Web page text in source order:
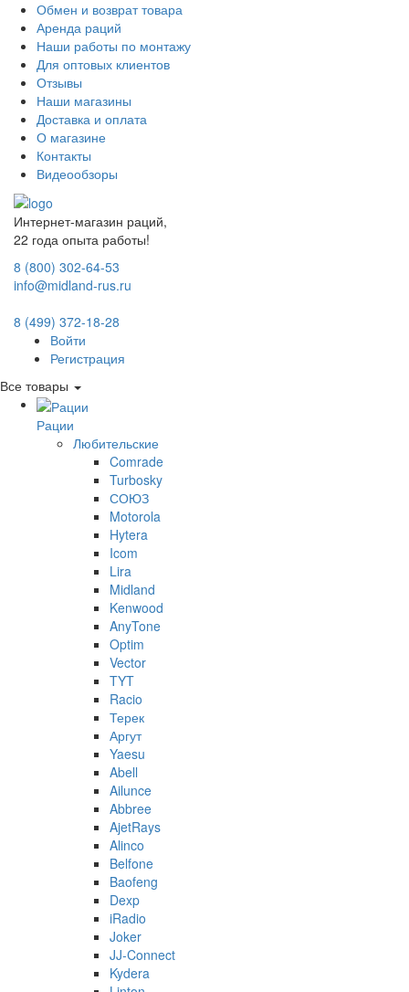
Обмен и возврат товара
Аренда раций
Наши работы по монтажу
Для оптовых клиентов
Отзывы
Наши магазины
Доставка и оплата
О магазине
Контакты
Видеообзоры
Интернет-магазин раций,
22 года опыта работы!
8 (800) 302-64-53
info@midland-rus.ru
8 (499) 372-18-28
Войти
Регистрация
Все товары
Рации
Любительские
Comrade
Turbosky
СОЮЗ
Motorola
Hytera
Icom
Lira
Midland
Kenwood
AnyTone
Optim
Vector
TYT
Racio
Терек
Аргут
Yaesu
Abell
Ailunce
Abbree
AjetRays
Alinco
Belfone
Baofeng
Dexp
iRadio
Joker
JJ-Connect
Kydera